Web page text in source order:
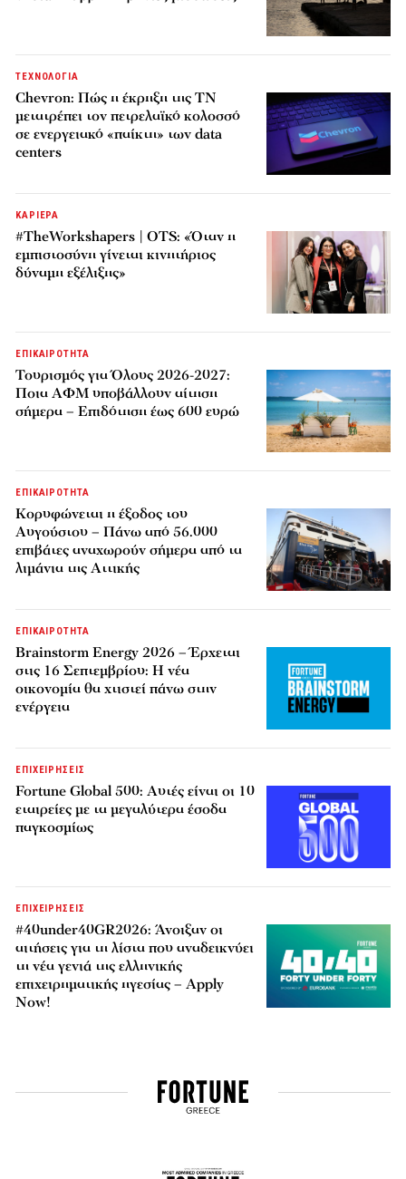
ΤΕΧΝΟΛΟΓΙΑ
Chevron: Πώς η έκρηξη της ΤΝ
μετατρέπει τον πετρελαϊκό κολοσσό
σε ενεργειακό «παίκτη» των data
centers
ΚΑΡΙΕΡΑ
#TheWorkshapers | OTS: «Όταν η
εμπιστοσύνη γίνεται κινητήριος
δύναμη εξέλιξης»
ΕΠΙΚΑΙΡΟΤΗΤΑ
Τουρισμός για Όλους 2026-2027:
Ποια ΑΦΜ υποβάλλουν αίτηση
σήμερα – Επιδότηση έως 600 ευρώ
ΕΠΙΚΑΙΡΟΤΗΤΑ
Κορυφώνεται η έξοδος του
Αυγούστου – Πάνω από 56.000
επιβάτες αναχωρούν σήμερα από τα
λιμάνια της Αττικής
ΕΠΙΚΑΙΡΟΤΗΤΑ
Brainstorm Energy 2026 – Έρχεται
στις 16 Σεπτεμβρίου: Η νέα
οικονομία θα χτιστεί πάνω στην
ενέργεια
ΕΠΙΧΕΙΡΗΣΕΙΣ
Fortune Global 500: Αυτές είναι οι 10
εταιρείες με τα μεγαλύτερα έσοδα
παγκοσμίως
ΕΠΙΧΕΙΡΗΣΕΙΣ
#40under40GR2026: Άνοιξαν οι
αιτήσεις για τη λίστα που αναδεικνύει
τη νέα γενιά της ελληνικής
επιχειρηματικής ηγεσίας – Apply
Now!